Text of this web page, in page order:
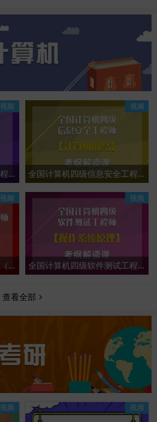
全国计算机四级信息安全工程师（操作系统原理）考纲解读课
视频
全国计算机四级信息安全工程师（计算机网络）考纲解读课
视频
全国计算机四级网络工程师（操作系统原理）考纲解读课
视频
全国计算机四级软件测试工程师（操作系统原理）考纲解读课
视频
查看全部
视频 视频